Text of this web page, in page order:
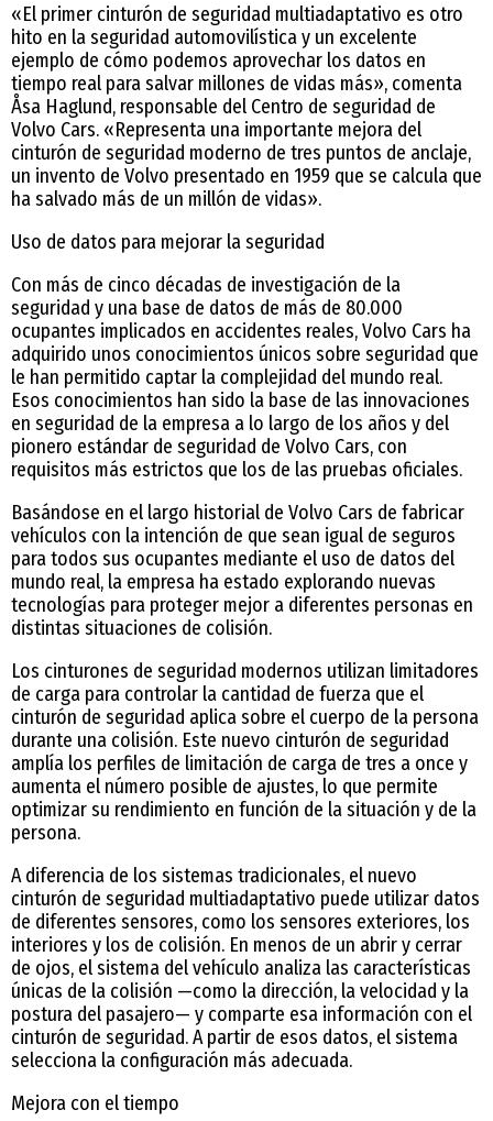
«El primer cinturón de seguridad multiadaptativo es otro
hito en la seguridad automovilística y un excelente
ejemplo de cómo podemos aprovechar los datos en
tiempo real para salvar millones de vidas más», comenta
Åsa Haglund, responsable del Centro de seguridad de
Volvo Cars. «Representa una importante mejora del
cinturón de seguridad moderno de tres puntos de anclaje,
un invento de Volvo presentado en 1959 que se calcula que
ha salvado más de un millón de vidas».
Uso de datos para mejorar la seguridad
Con más de cinco décadas de investigación de la
seguridad y una base de datos de más de 80.000
ocupantes implicados en accidentes reales, Volvo Cars ha
adquirido unos conocimientos únicos sobre seguridad que
le han permitido captar la complejidad del mundo real.
Esos conocimientos han sido la base de las innovaciones
en seguridad de la empresa a lo largo de los años y del
pionero estándar de seguridad de Volvo Cars, con
requisitos más estrictos que los de las pruebas oficiales.
Basándose en el largo historial de Volvo Cars de fabricar
vehículos con la intención de que sean igual de seguros
para todos sus ocupantes mediante el uso de datos del
mundo real, la empresa ha estado explorando nuevas
tecnologías para proteger mejor a diferentes personas en
distintas situaciones de colisión.
Los cinturones de seguridad modernos utilizan limitadores
de carga para controlar la cantidad de fuerza que el
cinturón de seguridad aplica sobre el cuerpo de la persona
durante una colisión. Este nuevo cinturón de seguridad
amplía los perfiles de limitación de carga de tres a once y
aumenta el número posible de ajustes, lo que permite
optimizar su rendimiento en función de la situación y de la
persona.
A diferencia de los sistemas tradicionales, el nuevo
cinturón de seguridad multiadaptativo puede utilizar datos
de diferentes sensores, como los sensores exteriores, los
interiores y los de colisión. En menos de un abrir y cerrar
de ojos, el sistema del vehículo analiza las características
únicas de la colisión —como la dirección, la velocidad y la
postura del pasajero— y comparte esa información con el
cinturón de seguridad. A partir de esos datos, el sistema
selecciona la configuración más adecuada.
Mejora con el tiempo